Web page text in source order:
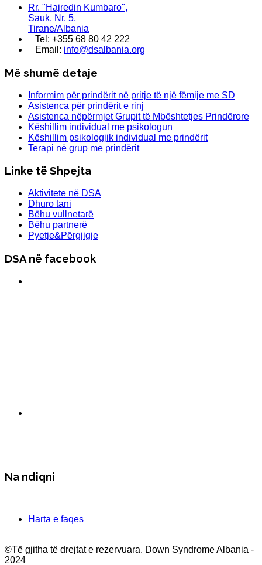
Rr. "Hajredin Kumbaro",
Sauk, Nr. 5,
Tirane/Albania
Tel: +355 68 80 42 222
Email: info@dsalbania.org
Më shumë detaje
Informim për prindërit në pritje të një fëmije me SD
Asistenca për prindërit e rinj
Asistenca nëpërmjet Grupit të Mbështetjes Prindërore
Këshillim individual me psikologun
Këshillim psikologjik individual me prindërit
Terapi në grup me prindërit
Linke të Shpejta
Aktivitete në DSA
Dhuro tani
Bëhu vullnetarë
Bëhu partnerë
Pyetje&Përgjigje
DSA në facebook
Na ndiqni
Harta e faqes
©Të gjitha të drejtat e rezervuara. Down Syndrome Albania -
2024